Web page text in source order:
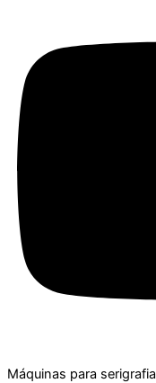
Máquinas para serigrafia